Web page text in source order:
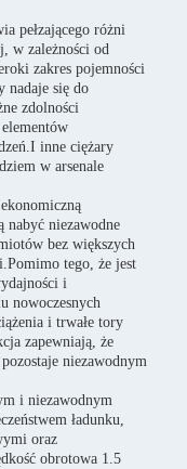
pełzającego różni
w zależności od
zakres pojemności
nadaje się do
zdolności
inne ciężary
w arsenale
nabyć niezawodne
bez większych
tego, że jest
i
nowoczesnych
i trwałe tory
zapewniają, że
niezawodnym
i niezawodnym
ładunku,
oraz
obrotowa 1.5